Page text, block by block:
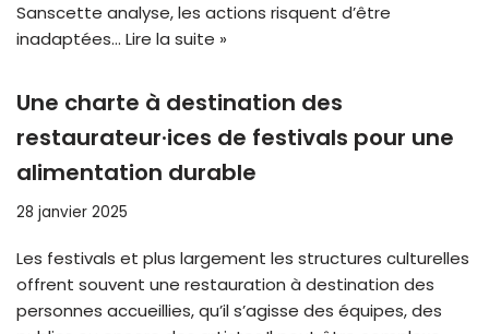
Sanscette analyse, les actions risquent d’être
inadaptées… Lire la suite »
Une charte à destination des
restaurateur·ices de festivals pour une
alimentation durable
28 janvier 2025
Les festivals et plus largement les structures culturelles
offrent souvent une restauration à destination des
personnes accueillies, qu’il s’agisse des équipes, des